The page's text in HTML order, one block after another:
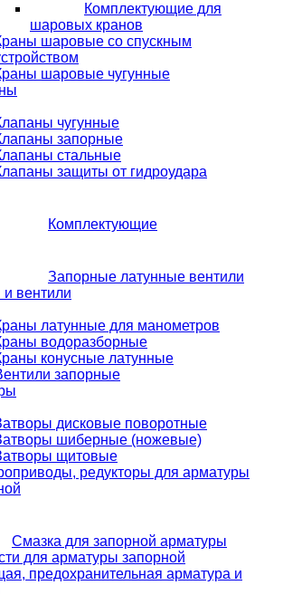
Комплектующие для
шаровых кранов
шаровые со спускным
шаровые чугунные
чугунные
запорные
стальные
защиты от гидроудара
Комплектующие
Запорные латунные вентили
вентили
латунные для манометров
водоразборные
конусные латунные
запорные
дисковые поворотные
шиберные (ножевые)
щитовые
редукторы для арматуры
Смазка для запорной арматуры
для арматуры запорной
предохранительная арматура и